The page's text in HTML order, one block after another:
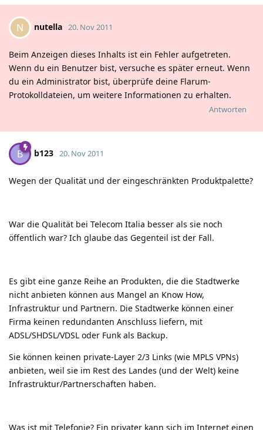
N nutella 20. Nov 2011
Beim Anzeigen dieses Inhalts ist ein Fehler aufgetreten.
Wenn du ein Benutzer bist, versuche es später erneut. Wenn
du ein Administrator bist, überprüfe deine Flarum-
Protokolldateien, um weitere Informationen zu erhalten.
Antworten
B b123 20. Nov 2011
Wegen der Qualität und der eingeschränkten Produktpalette?
War die Qualität bei Telecom Italia besser als sie noch
öffentlich war? Ich glaube das Gegenteil ist der Fall.
Es gibt eine ganze Reihe an Produkten, die die Stadtwerke
nicht anbieten können aus Mangel an Know How,
Infrastruktur und Partnern. Die Stadtwerke können einer
Firma keinen redundanten Anschluss liefern, mit
ADSL/SHDSL/VDSL oder Funk als Backup.
Sie können keinen private-Layer 2/3 Links (wie MPLS VPNs)
anbieten, weil sie im Rest des Landes (und der Welt) keine
Infrastruktur/Partnerschaften haben.
Was ist mit Telefonie? Ein privater kann sich im Internet einen